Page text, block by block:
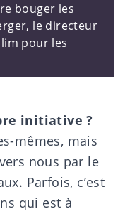
bouger les
le directeur
pour les
initiative ?
mêmes, mais
nous par le
Parfois, c’est
qui est à